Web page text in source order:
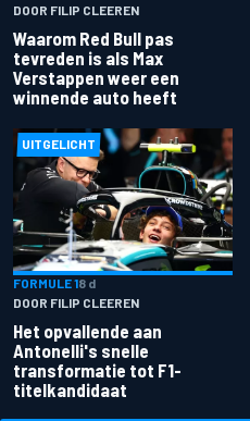
DOOR FILIP CLEEREN
Waarom Red Bull pas
tevreden is als Max
Verstappen weer een
winnende auto heeft
UITGELICHT
FORMULE 18 d
DOOR FILIP CLEEREN
Het opvallende aan
Antonelli's snelle
transformatie tot F1-
titelkandidaat